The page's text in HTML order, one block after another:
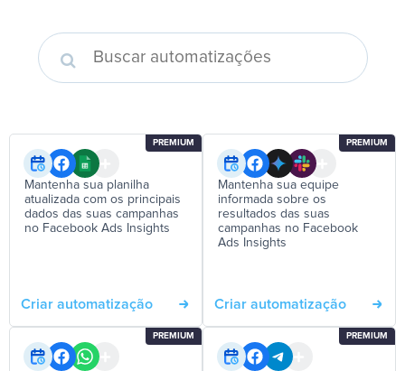
PREMIUM
Mantenha sua planilha
atualizada com os principais
dados das suas campanhas
no Facebook Ads Insights
Criar automatização
PREMIUM
Mantenha sua equipe
informada sobre os
resultados das suas
campanhas no Facebook
Ads Insights
Criar automatização
PREMIUM PREMIUM